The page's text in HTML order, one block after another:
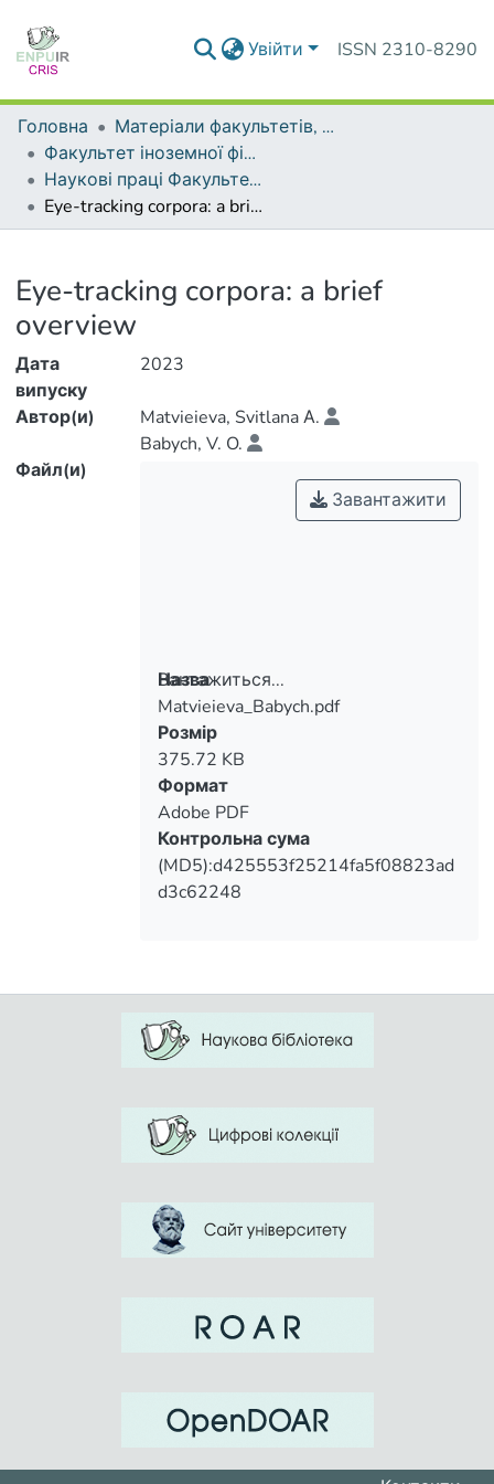
Увійти ISSN 2310-8290
Головна
Матеріали факультетів, інститутів, підрозділів
Факультет іноземної філології
Наукові праці Факультету іноземної філології
Eye-tracking corpora: a brief overview
Eye-tracking corpora: a brief
overview
Дата
випуску
2023
Автор(и)
Matvieieva, Svitlana А.
Babych, V. O.
Файл(и)
Вантажиться...
Вантажиться...
Завантажити
Назва
Matvieieva_Babych.pdf
Розмір
375.72 KB
Формат
Adobe PDF
Контрольна сума
(MD5):d425553f25214fa5f08823ad
d3c62248